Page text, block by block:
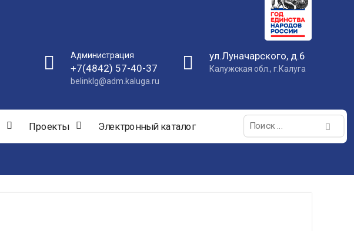
Администрация
+7(4842) 57-40-37
belinklg@adm.kaluga.ru
ул.Луначарского, д.6
Калужская обл., г.Калуга
Проекты Электронный каталог
Поиск: